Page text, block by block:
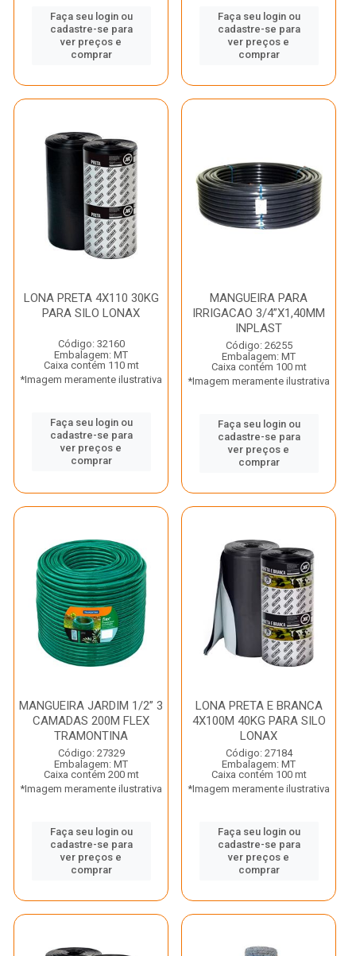
Faça seu login ou
cadastre-se para
ver preços e
comprar
Faça seu login ou
cadastre-se para
ver preços e
comprar
LONA PRETA 4X110 30KG
PARA SILO LONAX
Código: 32160
Embalagem: MT
Caixa contém 110 mt
*Imagem meramente ilustrativa
Faça seu login ou
cadastre-se para
ver preços e
comprar
MANGUEIRA PARA
IRRIGACAO 3/4”X1,40MM
INPLAST
Código: 26255
Embalagem: MT
Caixa contém 100 mt
*Imagem meramente ilustrativa
Faça seu login ou
cadastre-se para
ver preços e
comprar
MANGUEIRA JARDIM 1/2” 3
CAMADAS 200M FLEX
TRAMONTINA
Código: 27329
Embalagem: MT
Caixa contém 200 mt
*Imagem meramente ilustrativa
Faça seu login ou
cadastre-se para
ver preços e
comprar
LONA PRETA E BRANCA
4X100M 40KG PARA SILO
LONAX
Código: 27184
Embalagem: MT
Caixa contém 100 mt
*Imagem meramente ilustrativa
Faça seu login ou
cadastre-se para
ver preços e
comprar